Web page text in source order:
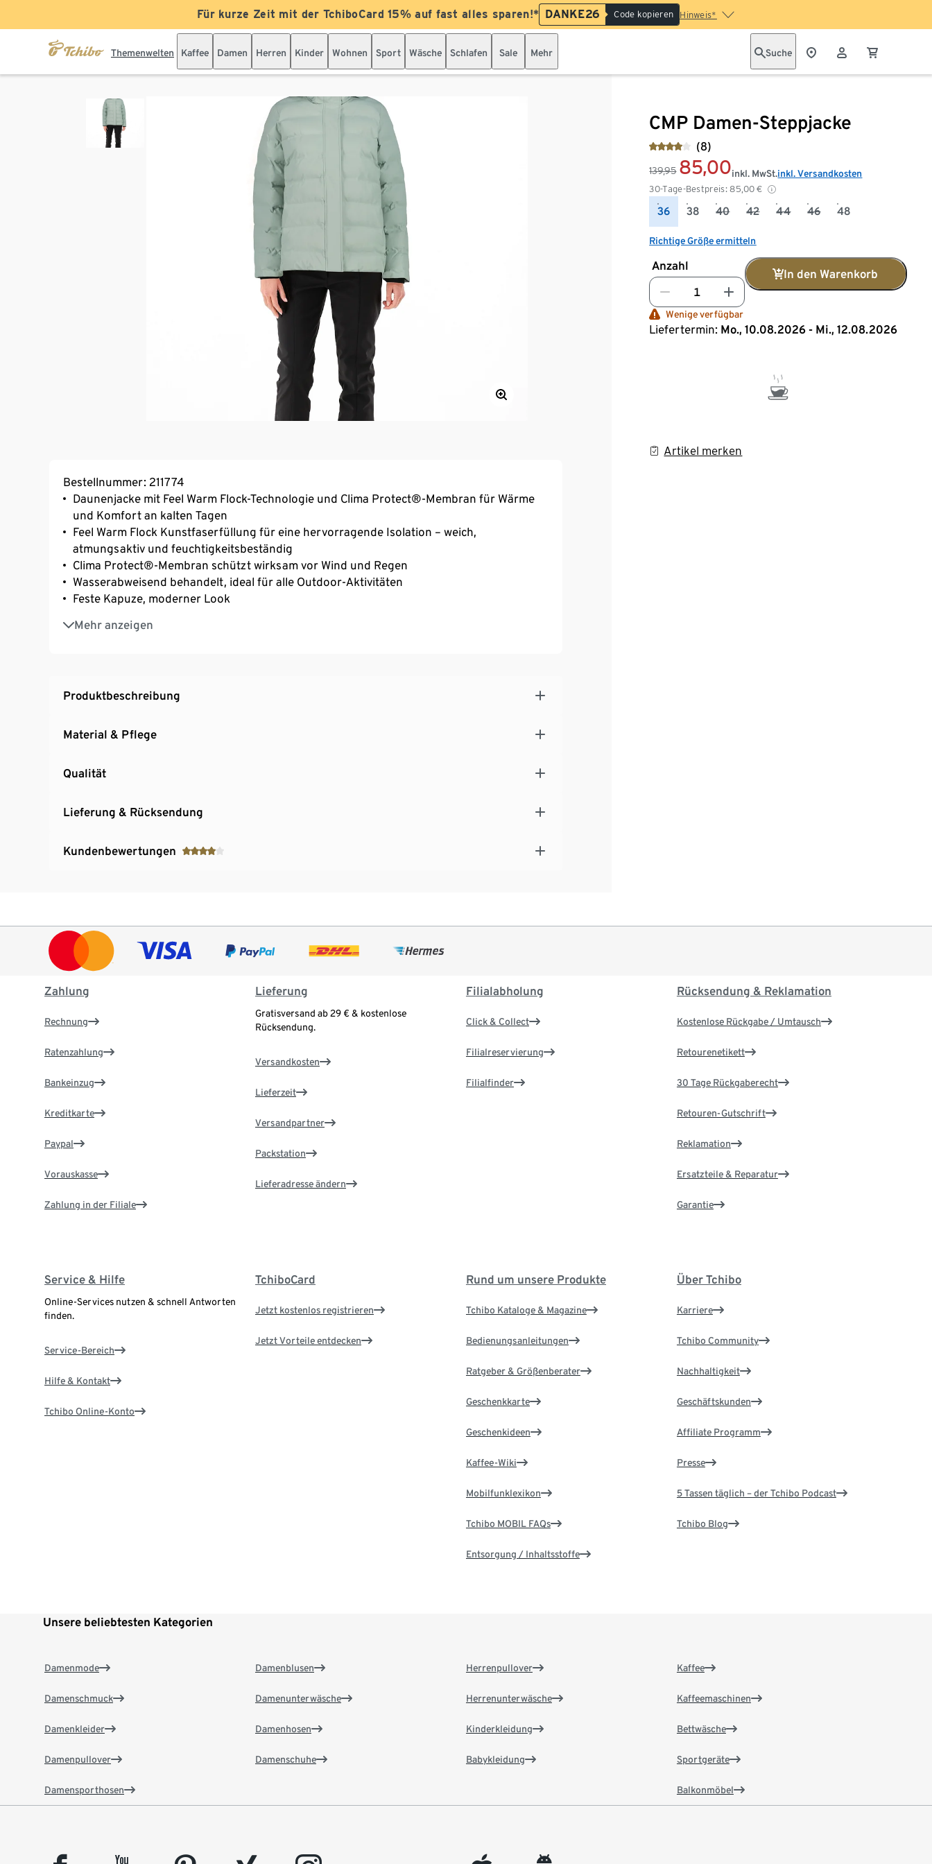
Für kurze Zeit mit der TchiboCard 15% auf fast alles sparen!* DANKE26 Code kopieren Hinweis*
Themenwelten Kaffee Damen Herren Kinder Wohnen Sport Wäsche Schlafen Sale Mehr Suche
CMP Damen-Steppjacke
(8)
139,95 85,00
30-Tage-Bestpreis: 85,00 €
inkl. MwSt.inkl. Versandkosten
36 38 40 42 44 46 48
Richtige Größe ermitteln
Anzahl
In den Warenkorb
Wenige verfügbar
Liefertermin: Mo., 10.08.2026 - Mi., 12.08.2026
Artikel merken
Bestellnummer: 211774
Daunenjacke mit Feel Warm Flock-Technologie und Clima Protect®-Membran für Wärme
und Komfort an kalten Tagen
Feel Warm Flock Kunstfaserfüllung für eine hervorragende Isolation – weich,
atmungsaktiv und feuchtigkeitsbeständig
Clima Protect®-Membran schützt wirksam vor Wind und Regen
Wasserabweisend behandelt, ideal für alle Outdoor-Aktivitäten
Feste Kapuze, moderner Look
Mehr anzeigen
Feel Warm Flock
Wasserbeständigkeit WP 10.000
Produktbeschreibung
Material & Pflege
Qualität
Lieferung & Rücksendung
Kundenbewertungen
Zahlung
Rechnung
Ratenzahlung
Bankeinzug
Kreditkarte
Paypal
Vorauskasse
Zahlung in der Filiale
Lieferung
Gratisversand ab 29 € & kostenlose
Rücksendung.
Versandkosten
Lieferzeit
Versandpartner
Packstation
Lieferadresse ändern
Filialabholung
Click & Collect
Filialreservierung
Filialfinder
Rücksendung & Reklamation
Kostenlose Rückgabe / Umtausch
Retourenetikett
30 Tage Rückgaberecht
Retouren-Gutschrift
Reklamation
Ersatzteile & Reparatur
Garantie
Service & Hilfe
Online-Services nutzen & schnell Antworten
finden.
Service-Bereich
Hilfe & Kontakt
Tchibo Online-Konto
TchiboCard
Jetzt kostenlos registrieren
Jetzt Vorteile entdecken
Rund um unsere Produkte
Tchibo Kataloge & Magazine
Bedienungsanleitungen
Ratgeber & Größenberater
Geschenkkarte
Geschenkideen
Kaffee-Wiki
Mobilfunklexikon
Tchibo MOBIL FAQs
Entsorgung / Inhaltsstoffe
Über Tchibo
Karriere
Tchibo Community
Nachhaltigkeit
Geschäftskunden
Affiliate Programm
Presse
5 Tassen täglich – der Tchibo Podcast
Tchibo Blog
Unsere beliebtesten Kategorien
Damenmode
Damenschmuck
Damenkleider
Damenpullover
Damensporthosen
Damenblusen
Damenunterwäsche
Damenhosen
Damenschuhe
Herrenpullover
Herrenunterwäsche
Kinderkleidung
Babykleidung
Kaffee
Kaffeemaschinen
Bettwäsche
Sportgeräte
Balkonmöbel